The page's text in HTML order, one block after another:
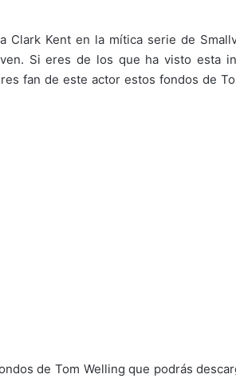
Clark Kent en la mítica serie de
Si eres de los que ha visto esta
fan de este actor estos fondos de
de Tom Welling que podrás